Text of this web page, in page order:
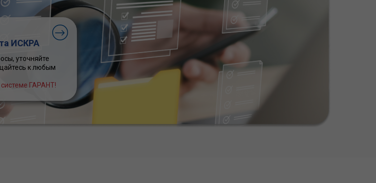
ИСКРА
уточняйте
к любым
ГАРАНТ!